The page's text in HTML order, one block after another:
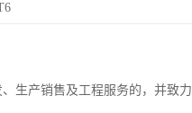
生产销售及工程服务的，并致